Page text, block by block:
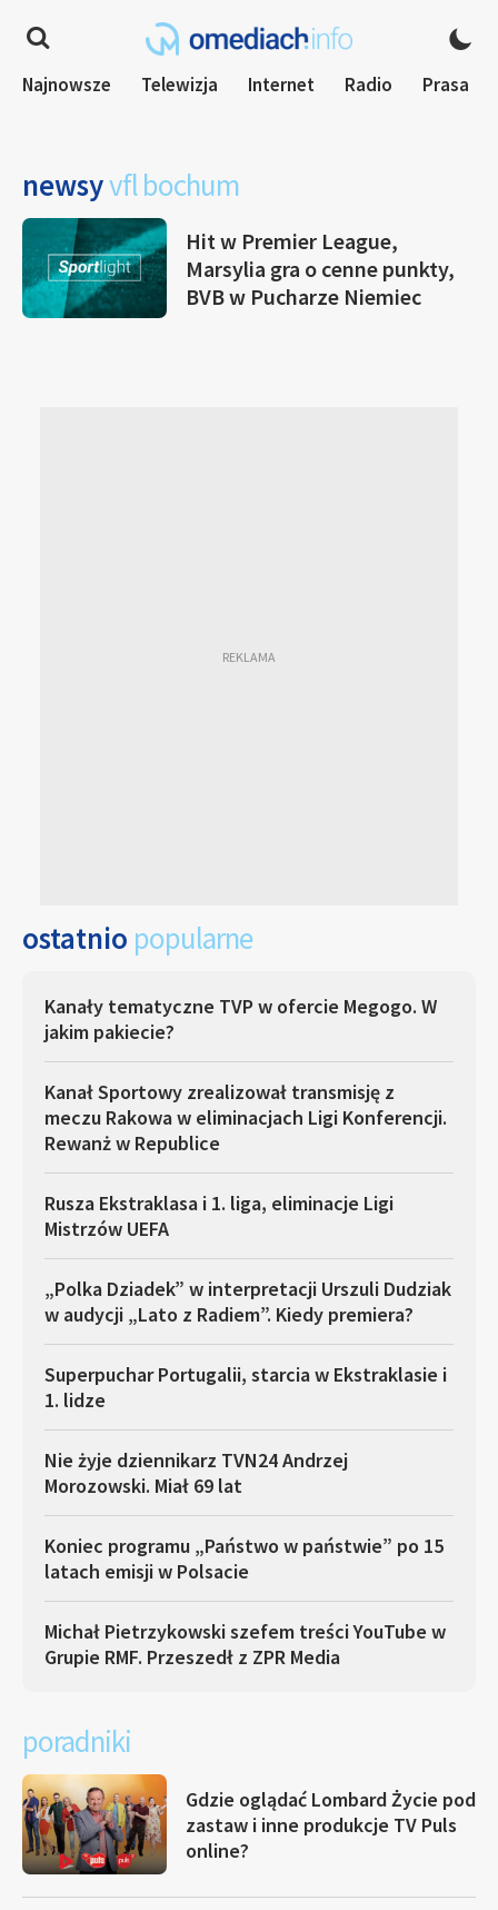
Najnowsze Telewizja Internet Radio Prasa
newsyvfl bochum
Hit w Premier League,
Marsylia gra o cenne punkty,
BVB w Pucharze Niemiec
ostatnio popularne
Kanały tematyczne TVP w ofercie Megogo. W
jakim pakiecie?
Kanał Sportowy zrealizował transmisję z
meczu Rakowa w eliminacjach Ligi Konferencji.
Rewanż w Republice
Rusza Ekstraklasa i 1. liga, eliminacje Ligi
Mistrzów UEFA
„Polka Dziadek” w interpretacji Urszuli Dudziak
w audycji „Lato z Radiem”. Kiedy premiera?
Superpuchar Portugalii, starcia w Ekstraklasie i
1. lidze
Nie żyje dziennikarz TVN24 Andrzej
Morozowski. Miał 69 lat
Koniec programu „Państwo w państwie” po 15
latach emisji w Polsacie
Michał Pietrzykowski szefem treści YouTube w
Grupie RMF. Przeszedł z ZPR Media
poradniki
Gdzie oglądać Lombard Życie pod
zastaw i inne produkcje TV Puls
online?